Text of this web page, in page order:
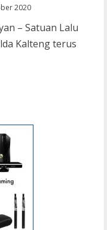
2020
– Satuan Lalu
Kalteng terus